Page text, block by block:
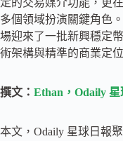
多個領域扮演關鍵角色
場迎來了一批新興穩定
術架構與精準的商業定
撰文： Ethan，Odaily 星
本文，Odaily 星球日報